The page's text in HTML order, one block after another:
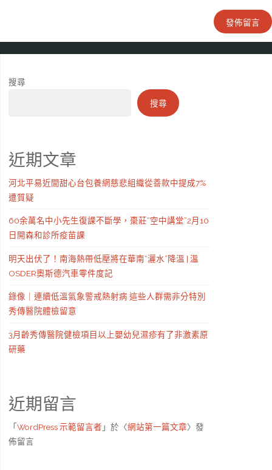
搜尋
搜尋
近期文章
河北平易近間甜心台包養網慈悲組織從善款中提成7%
遭質疑
60余萬名中小先生復課不斷學，棗莊“空中講堂”2月10
日開森和診所疫苗課
明天出伏了！南海熱帶低壓將在華南“灑水”降溫 | 溫
OSDER奧斯德汽車零件度記
錄像｜連續低溫氣象警戒熱射病 這些人群需非分特別
秀傳醫院體檢留意
3月齡秀傳醫院健檢項目以上嬰幼兒濕疹有了非激素原
研藥
近期留言
「WordPress 示範留言者 」於〈網站第一篇文章〉發
佈留言